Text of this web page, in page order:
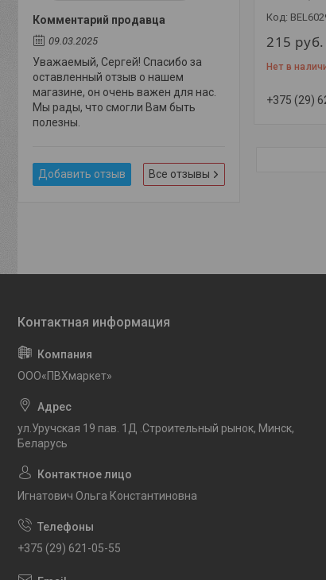
215 руб.
Нет в
+375 (29)
Комментарий продавца
09.03.2025
Уважаемый, Сергей! Спасибо за
оставленный отзыв о нашем
магазине, он очень важен для нас.
Мы рады, что смогли Вам быть
полезны.
Добавить отзыв Все отзывы
OOO«ПВХмаркет»
ул.Уручская 19 пав. 1Д .Строительный рынок, Минск,
Беларусь
Игнатович Ольга Константиновна
+375 (29) 621-05-55